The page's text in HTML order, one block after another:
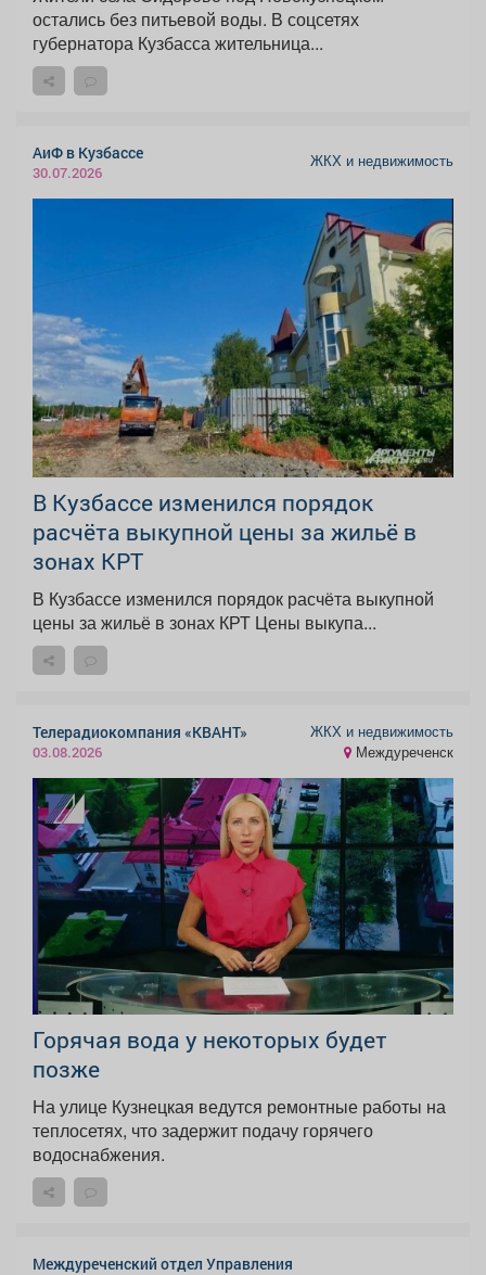
остались без питьевой воды. В соцсетях
губернатора Кузбасса жительница...
АиФ в Кузбассе
30.07.2026
ЖКХ и недвижимость
В Кузбассе изменился порядок
расчёта выкупной цены за жильё в
зонах КРТ
В Кузбассе изменился порядок расчёта выкупной
цены за жильё в зонах КРТ Цены выкупа...
Телерадиокомпания «КВАНТ»
03.08.2026
ЖКХ и недвижимость
Междуреченск
Горячая вода у некоторых будет
позже
На улице Кузнецкая ведутся ремонтные работы на
теплосетях, что задержит подачу горячего
водоснабжения.
Междуреченский отдел Управления